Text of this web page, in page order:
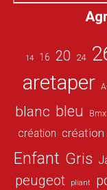
14 16 20 24
aretaper
blanc bleu Bmx
création création
Enfant Gris
peugeot pliant